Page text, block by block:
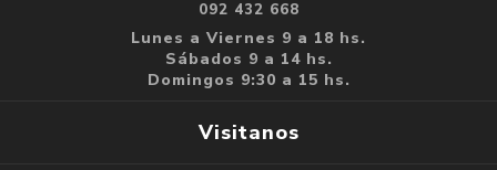
092 432 668
Lunes a Viernes 9 a 18 hs.
Sábados 9 a 14 hs.
Domingos 9:30 a 15 hs.
Visitanos